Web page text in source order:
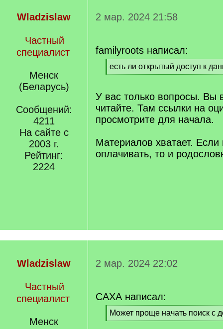
Wladzislaw
Частный
специалист
Менск
(Беларусь)
Сообщений:
4211
На сайте с
2003 г.
Рейтинг:
2224
2 мар. 2024 21:58
familyroots написал:
[
q
есть ли открытый доступ к
[
q
]
У вас только вопросы. Вы
читайте. Там ссылки на
просмотрите для начала.
Материалов хватает. Если
оплачивать, то и
Wladzislaw
Частный
специалист
Менск
2 мар. 2024 22:02
САХА написал:
[
q
Может проще начать поиск с
[